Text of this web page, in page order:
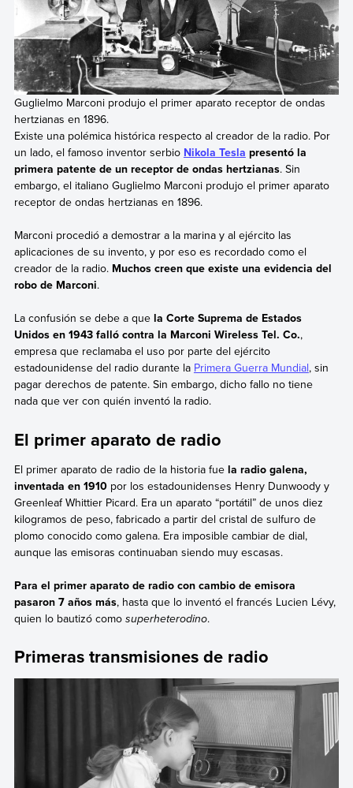
Guglielmo Marconi produjo el primer aparato receptor de ondas
hertzianas en 1896.
Existe una polémica histórica respecto al creador de la radio. Por
un lado, el famoso inventor serbio Nikola Tesla presentó la
primera patente de un receptor de ondas hertzianas. Sin
embargo, el italiano Guglielmo Marconi produjo el primer aparato
receptor de ondas hertzianas en 1896.
Marconi procedió a demostrar a la marina y al ejército las
aplicaciones de su invento, y por eso es recordado como el
creador de la radio.Muchos creen que existe una evidencia del
robo de Marconi.
La confusión se debe a quela Corte Suprema de Estados
Unidos en 1943 falló contra la Marconi Wireless Tel. Co.,
empresa que reclamaba el uso por parte del ejército
estadounidense del radio durante la Primera Guerra Mundial, sin
pagar derechos de patente. Sin embargo, dicho fallo no tiene
nada que ver con quién inventó la radio.
El primer aparato de radio
El primer aparato de radio de la historia fue la radio galena,
inventada en 1910por los estadounidenses Henry Dunwoody y
Greenleaf Whittier Picard. Era un aparato “portátil” de unos diez
kilogramos de peso, fabricado a partir del cristal de sulfuro de
plomo conocido como galena. Era imposible cambiar de dial,
aunque las emisoras continuaban siendo muy escasas.
Para el primer aparato de radio con cambio de emisora
pasaron 7 años más, hasta que lo inventó el francés Lucien Lévy,
quien lo bautizó como superheterodino.
Primeras transmisiones de radio